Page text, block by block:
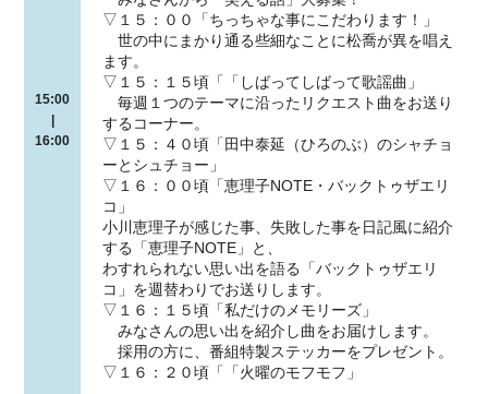
15:00
16:00
▽１５：００「ちっちゃな事にこだわります！」
世の中にまかり通る些細なことに松喬が異を唱え
ます。
▽１５：１５頃「「しばってしばって歌謡曲」
毎週１つのテーマに沿ったリクエスト曲をお送り
するコーナー。
▽１５：４０頃「田中泰延（ひろのぶ）のシャチョ
ーとシュチョー」
▽１６：００頃「恵理子NOTE・バックトゥザエリ
コ」
小川恵理子が感じた事、失敗した事を日記風に紹介
する「恵理子NOTE」と、
わすれられない思い出を語る「バックトゥザエリ
コ」を週替わりでお送りします。
▽１６：１５頃「私だけのメモリーズ」
みなさんの思い出を紹介し曲をお届けします。
採用の方に、番組特製ステッカーをプレゼント。
▽１６：２０頃「「火曜のモフモフ」